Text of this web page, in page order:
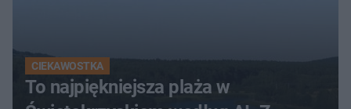
CIEKAWOSTKA
To najpiękniejsza plaża w